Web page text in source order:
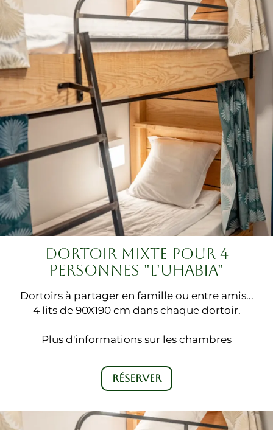
DORTOIR MIXTE POUR 4
PERSONNES "L'UHABIA"
Dortoirs à partager en famille ou entre amis...
4 lits de 90X190 cm dans chaque dortoir.
Plus d'informations sur les chambres
RÉSERVER